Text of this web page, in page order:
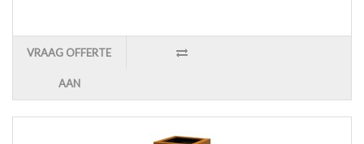
VRAAG OFFERTE
AAN